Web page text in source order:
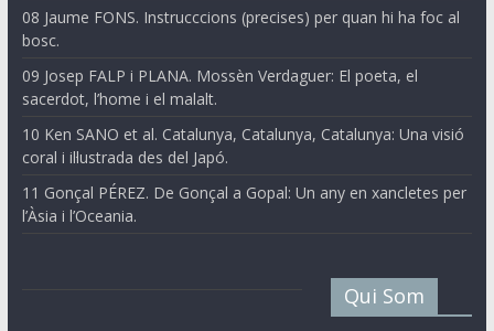
08 Jaume FONS. Instrucccions (precises) per quan hi ha foc al
bosc.
09 Josep FALP i PLANA. Mossèn Verdaguer: El poeta, el
sacerdot, l’home i el malalt.
10 Ken SANO et al. Catalunya, Catalunya, Catalunya: Una visió
coral i il·lustrada des del Japó.
11 Gonçal PÉREZ. De Gonçal a Gopal: Un any en xancletes per
l’Àsia i l’Oceania.
Qui Som